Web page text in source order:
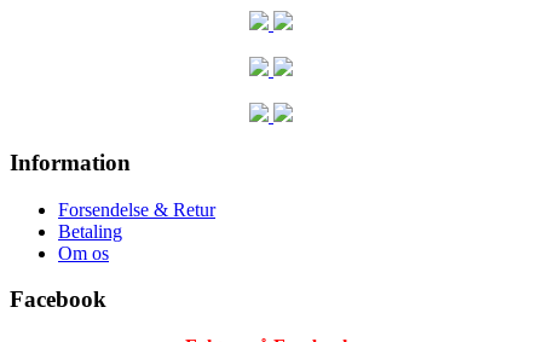
Information
Forsendelse & Retur
Betaling
Om os
Facebook